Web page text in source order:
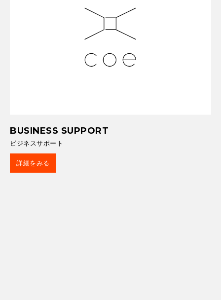
BUSINESS SUPPORT
ビジネスサポート
詳細をみる